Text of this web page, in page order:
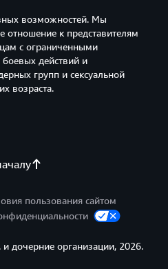
возможностей. Мы
отношение к представителям
с ограниченными
действий и
групп и сексуальной
возраста.
пользования сайтом
дочерние организации, 2026.